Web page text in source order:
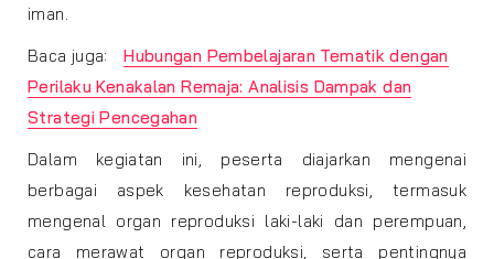
iman.
Baca juga:
Hubungan Pembelajaran Tematik dengan
Perilaku Kenakalan Remaja: Analisis Dampak dan
Strategi Pencegahan
Dalam kegiatan ini, peserta diajarkan mengenai
berbagai aspek kesehatan reproduksi, termasuk
mengenal organ reproduksi laki-laki dan perempuan,
cara merawat organ reproduksi, serta pentingnya